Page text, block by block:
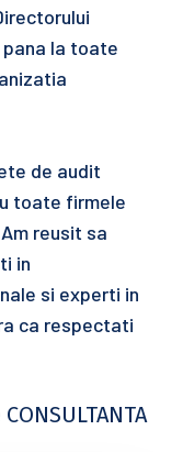
la toate
de audit
toate firmele
reusit sa
in
si experti in
ca respectati